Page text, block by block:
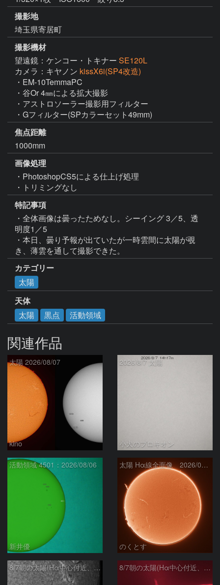
撮影地
埼玉県寄居町
撮影機材
望遠鏡：ケンコー・トキナー SE120L
カメラ：キヤノン kissX6i(SP4改造)
・EM-10TemmaPC
・谷Or 4㎜による拡大撮影
・アストロソーラー撮影用フィルター
・Gフィルター(SPカラーセット49mm)
焦点距離
1000mm
画像処理
・PhotoshopCS5による仕上げ処理
・トリミングなし
特記事項
・全体画像は曇ったためなし。シーイング 3／5、透
明度1／5
・本日、曇り予報が出ていたが一時雲間に太陽が覗
き、薄雲を通して撮影できた。
カテゴリー
太陽
天体
太陽
黒点 活動領域
関連作品
太陽 2026/08/07
kino
2026/8/7 太陽
小犬のプロキオン
活動領域 4501：2026/08/06
新井優
太陽 Hα線全面像 2026/08/07
のくとす
8/7朝の太陽(Hα中心付近、4498、4502付近) 8/7朝の太陽(Hα中心付近、プロミネンス)